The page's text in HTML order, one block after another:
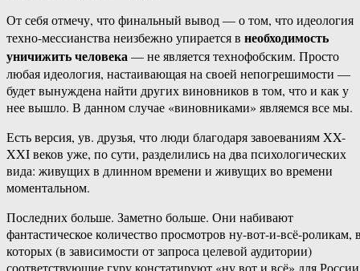
От себя отмечу, что финальный вывод — о том, что идеология
техно-мессианства неизбежно упирается в необходимость
уничижить человека— не является технофобским. Просто
любая идеология, настаивающая на своей непогрешимости —
будет вынуждена найти других виновников в том, что и как у
нее вышло. В данном случае «виновниками» являемся все мы.
Есть версия, ув. друзья, что люди благодаря завоеваниям XX-
XXI веков уже, по сути, разделились на два психологических
вида: живущих в длинном времени и живущих во времени
моментальном.
Последних больше. Заметно больше. Они набивают
фантастическое количество просмотров ну-вот-и-всё-роликам,
которых (в зависимости от запроса целевой аудитории)